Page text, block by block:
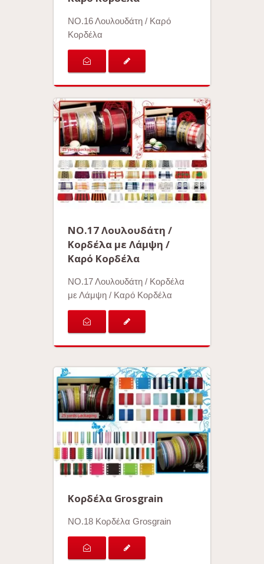
ΝΟ.16 Λουλουδάτη / Καρό
Κορδέλα
ΝΟ.17 Λουλουδάτη /
Κορδέλα με Λάμψη /
Καρό Κορδέλα
ΝΟ.17 Λουλουδάτη / Κορδέλα
με Λάμψη / Καρό Κορδέλα
Κορδέλα Grosgrain
ΝΟ.18 Κορδέλα Grosgrain